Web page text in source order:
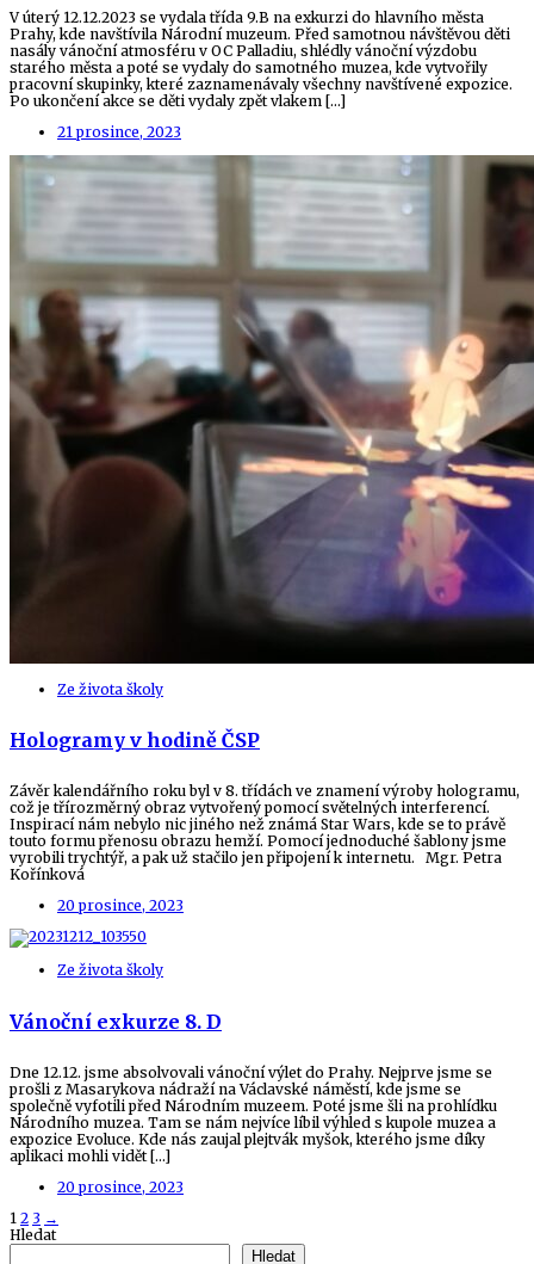
V úterý 12.12.2023 se vydala třída 9.B na exkurzi do hlavního města
Prahy, kde navštívila Národní muzeum. Před samotnou návštěvou děti
nasály vánoční atmosféru v OC Palladiu, shlédly vánoční výzdobu
starého města a poté se vydaly do samotného muzea, kde vytvořily
pracovní skupinky, které zaznamenávaly všechny navštívené expozice.
Po ukončení akce se děti vydaly zpět vlakem […]
21 prosince, 2023
Ze života školy
Hologramy v hodině ČSP
Závěr kalendářního roku byl v 8. třídách ve znamení výroby hologramu,
což je třírozměrný obraz vytvořený pomocí světelných interferencí.
Inspirací nám nebylo nic jiného než známá Star Wars, kde se to právě
touto formu přenosu obrazu hemží. Pomocí jednoduché šablony jsme
vyrobili trychtýř, a pak už stačilo jen připojení k internetu. Mgr. Petra
Kořínková
20 prosince, 2023
Ze života školy
Vánoční exkurze 8. D
Dne 12.12. jsme absolvovali vánoční výlet do Prahy. Nejprve jsme se
prošli z Masarykova nádraží na Václavské náměstí, kde jsme se
společně vyfotili před Národním muzeem. Poté jsme šli na prohlídku
Národního muzea. Tam se nám nejvíce líbil výhled s kupole muzea a
expozice Evoluce. Kde nás zaujal plejtvák myšok, kterého jsme díky
aplikaci mohli vidět […]
20 prosince, 2023
Posts
navigation
1 2 3 →
Hledat
Hledat